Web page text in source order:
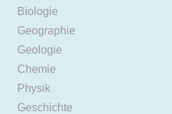
Biologie
Geographie
Geologie
Chemie
Physik
Geschichte